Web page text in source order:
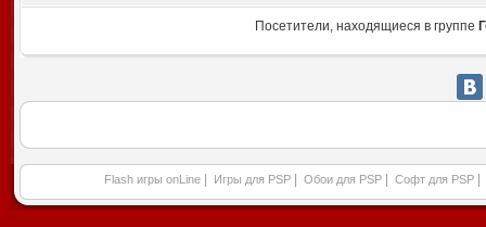
Посетители, находящиеся в группе
Flash игры onLine Игры для PSP Обои для PSP Софт для PSP